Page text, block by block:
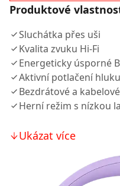
Produktové
Sluchátka přes uši
Kvalita zvuku Hi-Fi
Energeticky úsporné
Aktivní potlačení
Bezdrátové a
Herní režim s nízkou
Ukázat více